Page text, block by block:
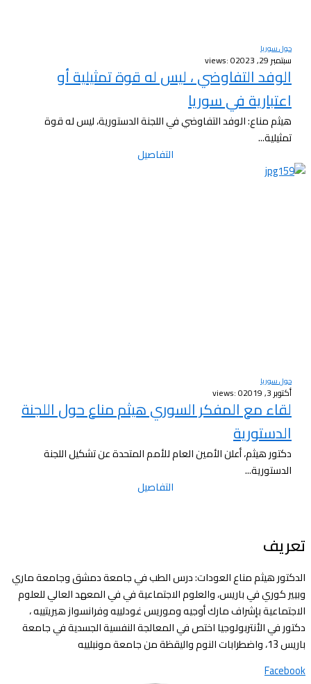
حول سوريا
سبتمبر 29, 2023 views: 0
الوفد التفاوضي ، ليس له قوة تمثيلية أو
اعتبارية في سوريا
هيثم مناع: الوفد التفاوضي في اللجنة الدستورية، ليس له قوة
تمثيلية...
التفاصيل
حول سوريا
أكتوبر 3, 2019 views: 0
لقاء مع المفكر السوري هيثم مناع حول اللجنة
الدستورية
دكتور هيثم، أعلن الأمين العام للأمم المتحدة عن تشكيل اللجنة
الدستورية...
التفاصيل
تعريف
الدكتور هيثم مناع العودات: درس الطب في جامعة دمشق وجامعة ماري
وبيير كوري في باريس، والعلوم الاجتماعية في في المعهد العالي للعلوم
الاجتماعية بإشراف مارك أوجيه وموريس غودلييه وفرانسواز هيريتييه ،
دكتور في الأنتربولوجيا اختص في المعالجة النفسية الجسدية في جامعة
باريس 13، واضطرابات النوم واليقظة من جامعة مونبلييه
Facebook